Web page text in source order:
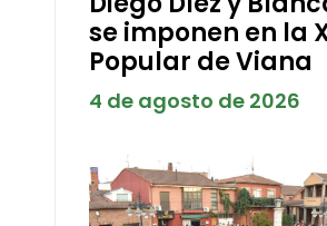
se imponen en la
Popular de Viana
4 de agosto de 2026